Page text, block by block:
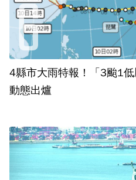
4縣市大雨特報！「3颱1
動態出爐